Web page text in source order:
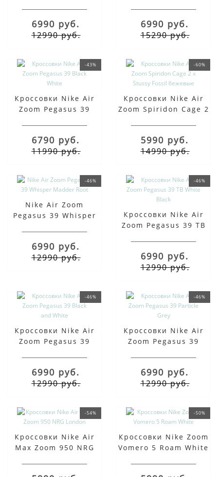
6990 руб.
12990 руб.
6990 руб.
15290 руб.
-43%
Кроссовки Nike Air
Zoom Pegasus 39
6790 руб.
11990 руб.
-60%
Кроссовки Nike Air
Zoom Spiridon Cage 2
5990 руб.
14990 руб.
-46%
Nike Air Zoom
Pegasus 39 Whisper
6990 руб.
12990 руб.
-46%
Кроссовки Nike Air
Zoom Pegasus 39 TB
6990 руб.
12990 руб.
-46%
Кроссовки Nike Air
Zoom Pegasus 39
6990 руб.
12990 руб.
-46%
Кроссовки Nike Air
Zoom Pegasus 39
6990 руб.
12990 руб.
-54%
Кроссовки Nike Air
Max Zoom 950 NRG
-50%
Кроссовки Nike Zoom
Vomero 5 Roam White